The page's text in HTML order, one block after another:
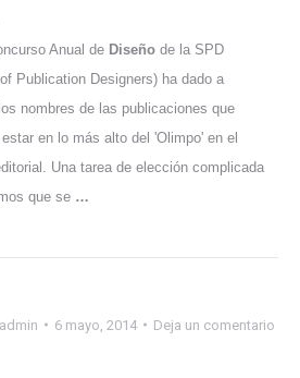
Anual de Diseño de la SPD
Publication Designers) ha dado a
nombres de las publicaciones que
en lo más alto del 'Olimpo' en el
Una tarea de elección complicada
que se …
admin 6 mayo, 2014 Deja un comentario